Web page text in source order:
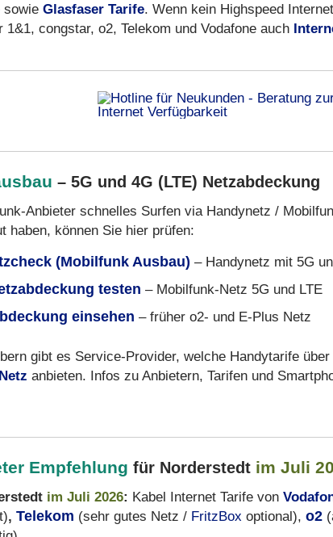
sowie Glasfaser Tarife. Wenn kein Highspeed
1&1, congstar, o2, Telekom und Vodafone auch
– 5G und 4G (LTE) Netzabdeckung
Anbieter schnelles Surfen via Handynetz /
haben, können Sie hier prüfen:
(Mobilfunk Ausbau) – Handynetz mit 5G
testen – Mobilfunk-Netz 5G und LTE
einsehen – früher o2- und E-Plus Netz
gibt es Service-Provider, welche Handytarife über
anbieten. Infos zu Anbietern, Tarifen und
Empfehlung für Norderstedt im Juli
im Juli 2026: Kabel Internet Tarife von
, Telekom (sehr gutes Netz / FritzBox optional), o2